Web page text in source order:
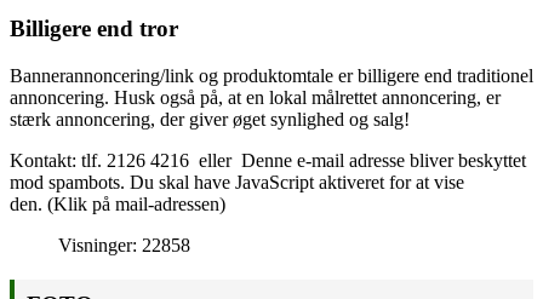
Billigere end tror
Bannerannoncering/link og produktomtale er billigere end traditionel
annoncering. Husk også på, at en lokal målrettet annoncering, er
stærk annoncering, der giver øget synlighed og salg!
Kontakt: tlf. 2126 4216 eller Denne e-mail adresse bliver beskyttet
mod spambots. Du skal have JavaScript aktiveret for at vise
den. (Klik på mail-adressen)
Visninger: 22858